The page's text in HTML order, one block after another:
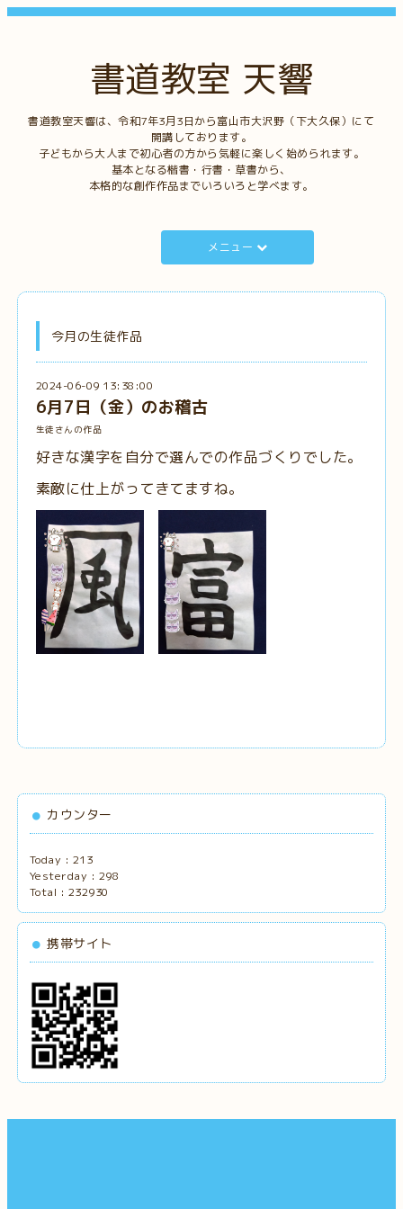
書道教室 天響
書道教室天響は、令和7年3月3日から富山市大沢野（下大久保）にて
開講しております。
子どもから大人まで初心者の方から気軽に楽しく始められます。
基本となる楷書・行書・草書から、
本格的な創作作品までいろいろと学べます。
メニュー
今月の生徒作品
2024-06-09 13:38:00
6月7日（金）のお稽古
生徒さんの作品
好きな漢字を自分で選んでの作品づくりでした。
素敵に仕上がってきてますね。
カウンター
Today : 213
Yesterday : 298
Total : 232930
携帯サイト